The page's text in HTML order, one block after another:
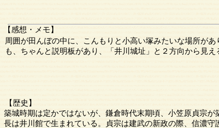
【感想・メモ】
【歴史】
周囲が田んぼの中に、こんもりと小高い塚みたいな場所が
も、ちゃんと説明板があり、「井川城址」と２方向から見
築城時期は定かではないが、鎌倉時代末期頃、小笠原貞宗
長は井川館で生まれている。貞宗は建武の新政の際、信濃守